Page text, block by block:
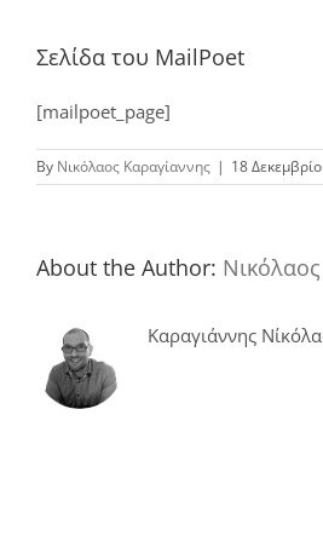
Σελίδα του MailPoet
[mailpoet_page]
By Νικόλαος Καραγίαννης | 18
About the Author:
Καραγιάννης